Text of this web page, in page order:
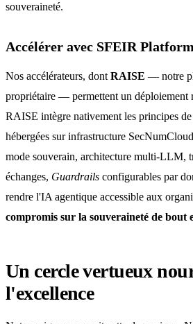
souveraineté.
Accélérer avec SFEIR
Nos accélérateurs, dont RAISE — notre
propriétaire — permettent un déploiement
RAISE intègre nativement les principes
hébergées sur infrastructure
mode souverain, architecture multi-LLM,
échanges, Guardrails configurables par
rendre l'IA agentique accessible aux
compromis sur la souveraineté de bout
Un cercle vertueux
l'excellence